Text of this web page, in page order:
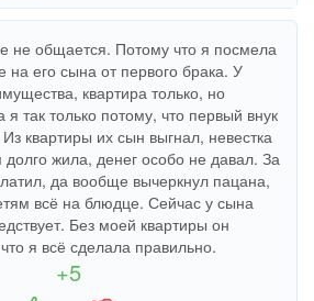
не общается. Потому что я посмела
на его сына от первого брака. У
квартира только, но
так только потому, что первый внук
квартиры их сын выгнал, невестка
жила, денег особо не давал. За
да вообще вычеркнул пацана,
всё на блюдце. Сейчас у сына
Без моей квартиры он
я всё сделала правильно.
+5